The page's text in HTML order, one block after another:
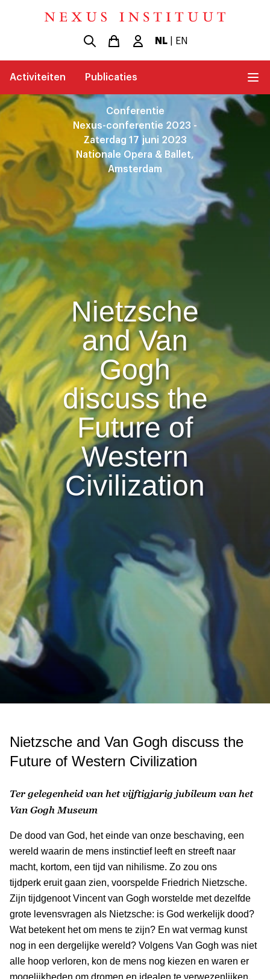
NL| EN
Activiteiten Publicaties
Conferentie
Nexus-conferentie 2023 -
Zaterdag 17 juni 2023
Nationale Opera & Ballet,
Amsterdam
Nietzsche
and Van
Gogh
discuss the
Future of
Western
Civilization
Nietzsche and Van Gogh discuss the
Future of Western Civilization
Ter gelegenheid van het vijftigjarig jubileum van het
Van Gogh Museum
De dood van God, het einde van onze beschaving, een
wereld waarin de mens instinctief leeft en streeft naar
macht, kortom, een tijd van nihilisme. Zo zou ons
tijdperk eruit gaan zien, voorspelde Friedrich Nietzsche.
Zijn tijdgenoot Vincent van Gogh worstelde met dezelfde
grote levensvragen als Nietzsche: is God werkelijk dood?
Wat betekent het om mens te zijn? En wat vermag kunst
nog in een dergelijke wereld? Volgens Van Gogh was niet
alle hoop verloren, kon de mens nog kiezen en waren er
mogelijkheden om dromen en idealen te verwezenlijken.